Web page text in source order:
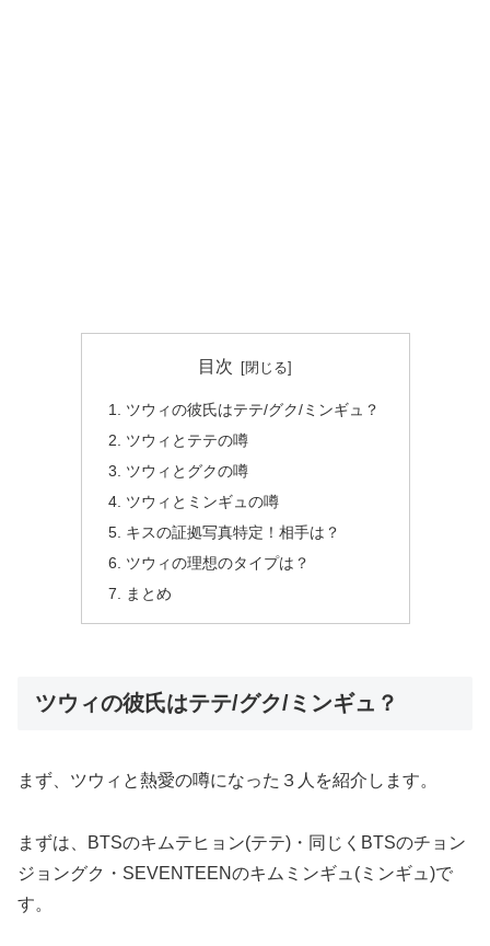
目次
ツウィの彼氏はテテ/グク/ミンギュ？
ツウィとテテの噂
ツウィとグクの噂
ツウィとミンギュの噂
キスの証拠写真特定！相手は？
ツウィの理想のタイプは？
まとめ
ツウィの彼氏はテテ/グク/ミンギュ？
まず、ツウィと熱愛の噂になった３人を紹介します。
まずは、BTSのキムテヒョン(テテ)・同じくBTSのチョン
ジョングク・SEVENTEENのキムミンギュ(ミンギュ)で
す。